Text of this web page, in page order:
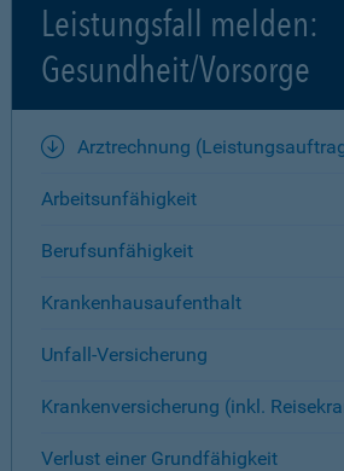
Leistungsfall melden:
Gesundheit/Vorsorge
Arztrechnung
Arbeitsunfähigkeit
Berufsunfähigkeit
Krankenhausaufenthalt
Unfall-Versicherung
Krankenversicherung (inkl.
Verlust einer Grundfähigkeit